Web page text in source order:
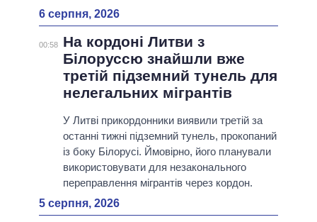
6 серпня, 2026
00:58
На кордоні Литви з
Білоруссю знайшли вже
третій підземний тунель для
нелегальних мігрантів
У Литві прикордонники виявили третій за
останні тижні підземний тунель, прокопаний
із боку Білорусі. Ймовірно, його планували
використовувати для незаконального
переправлення мігрантів через кордон.
5 серпня, 2026